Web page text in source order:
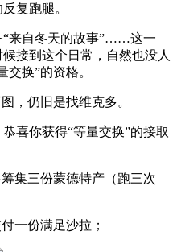
复跑腿。
“来自冬天的故事”……这一
接到这个日常，自然也没人
换”的资格。
，仍旧是找维克多。
喜你获得“等量交换”的接取
集三份蒙德特产（跑三次
一份满足沙拉；